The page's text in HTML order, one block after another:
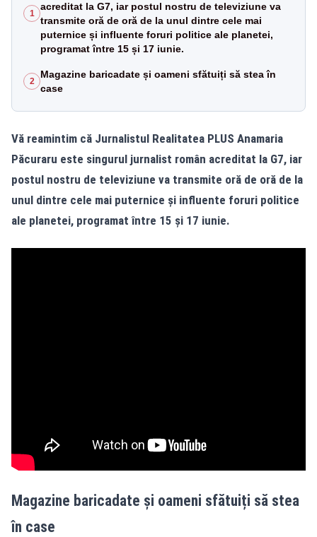
1
acreditat la G7, iar postul nostru de televiziune va
transmite oră de oră de la unul dintre cele mai
puternice și influente foruri politice ale planetei,
programat între 15 și 17 iunie.
2
Magazine baricadate și oameni sfătuiți să stea în
case
Vă reamintim că Jurnalistul Realitatea PLUS Anamaria
Păcuraru este singurul jurnalist român acreditat la G7, iar
postul nostru de televiziune va transmite oră de oră de la
unul dintre cele mai puternice și influente foruri politice
ale planetei, programat între 15 și 17 iunie.
Magazine baricadate și oameni sfătuiți să stea
în case